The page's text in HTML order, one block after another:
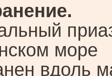
море
вдоль